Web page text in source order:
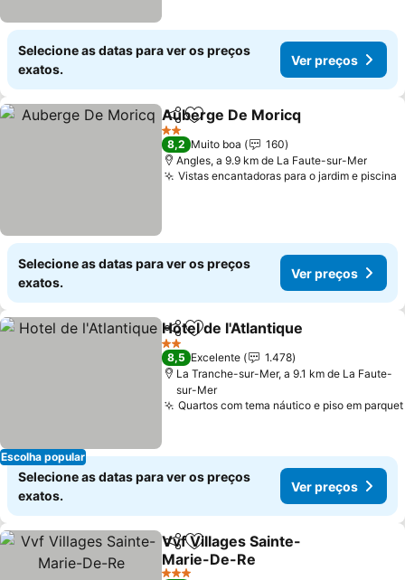
Selecione as datas para ver os preços
exatos.
Ver preços
PartilharAdicionar aos favoritos
Auberge De Moricq
2 Estrelas
8,2 Muito boa
160
Angles, a 9.9 km de La Faute-sur-Mer
Vistas encantadoras para o jardim e piscina
Selecione as datas para ver os preços
exatos.
Ver preços
Escolha popular
PartilharAdicionar aos favoritos
Hotel de l'Atlantique
2 Estrelas
8,5 Excelente
1.478
La Tranche-sur-Mer, a 9.1 km de La Faute-
sur-Mer
Quartos com tema náutico e piso em parquet
Selecione as datas para ver os preços
exatos.
Ver preços
PartilharAdicionar aos favoritos
Vvf Villages Sainte-
Marie-De-Re